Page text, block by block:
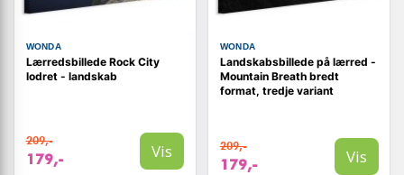
WONDA
Lærredsbillede Rock City
lodret - landskab
209,-
179,- Vis
WONDA
Landskabsbillede på lærred -
Mountain Breath bredt
format, tredje variant
209,-
179,- Vis